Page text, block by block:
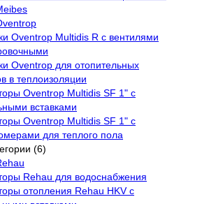
Oventrop Multidis R с вентилями
Oventrop для отопительных
в теплоизоляции
Oventrop Multidis SF 1" с
вставками
Oventrop Multidis SF 1" с
для теплого пола
(6)
Rehau для водоснабжения
отопления Rehau HKV с